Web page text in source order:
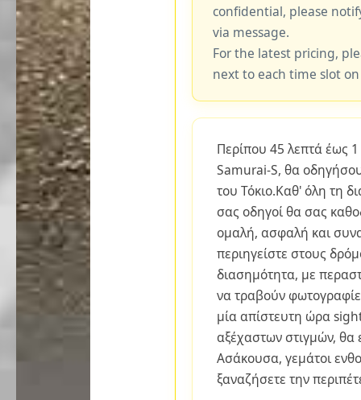
confidential, please
via message.
For the latest pricing,
next to each time slot
Περίπου 45 λεπτά έως
Samurai-S, θα
του Τόκιο.Καθ' όλη τη
σας οδηγοί θα σας
ομαλή, ασφαλή και
περιηγείστε στους
διασημότητα, με
να τραβούν
μία απίστευτη ώρα
αξέχαστων στιγμών, θα
Ασάκουσα, γεμάτοι
ξαναζήσετε την